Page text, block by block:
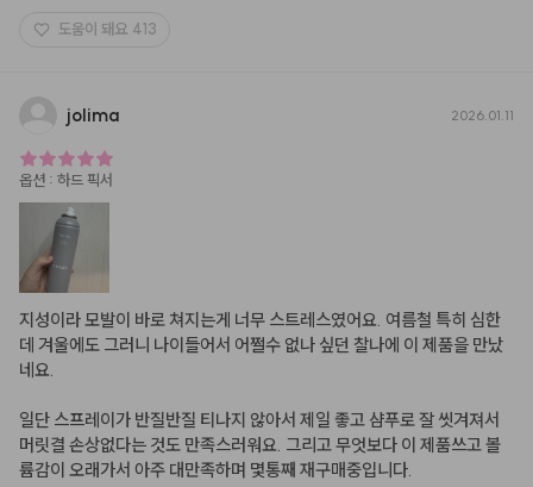
도움이 돼요 413
jolima 2026.01.11
옵션 : 하드 픽서
지성이라 모발이 바로 쳐지는게 너무 스트레스였어요. 여름철 특히 심한
데 겨울에도 그러니 나이들어서 어쩔수 없나 싶던 찰나에 이 제품을 만났
네요.
일단 스프레이가 반질반질 티나지 않아서 제일 좋고 샴푸로 잘 씻겨져서
머릿결 손상없다는 것도 만족스러워요. 그리고 무엇보다 이 제품쓰고 볼
륨감이 오래가서 아주 대만족하며 몇통째 재구매중입니다.